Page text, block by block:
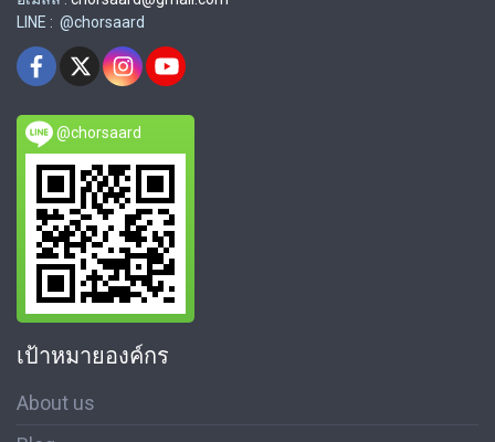
LINE : @chorsaard
@chorsaard
เป้าหมายองค์กร
About us